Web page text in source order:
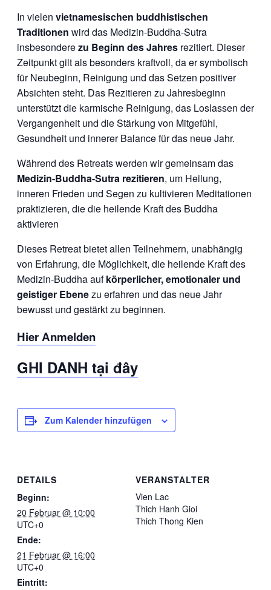
In vielen vietnamesischen buddhistischen
Traditionen wird das Medizin-Buddha-Sutra
insbesonderezu Beginn des Jahres rezitiert. Dieser
Zeitpunkt gilt als besonders kraftvoll, da er symbolisch
für Neubeginn, Reinigung und das Setzen positiver
Absichten steht. Das Rezitieren zu Jahresbeginn
unterstützt die karmische Reinigung, das Loslassen der
Vergangenheit und die Stärkung von Mitgefühl,
Gesundheit und innerer Balance für das neue Jahr.
Während des Retreats werden wir gemeinsam das
Medizin-Buddha-Sutra rezitieren, um Heilung,
inneren Frieden und Segen zu kultivieren Meditationen
praktizieren, die die heilende Kraft des Buddha
aktivieren
Dieses Retreat bietet allen Teilnehmern, unabhängig
von Erfahrung, die Möglichkeit, die heilende Kraft des
Medizin-Buddha aufkörperlicher, emotionaler und
geistiger Ebenezu erfahren und das neue Jahr
bewusst und gestärkt zu beginnen.
Hier Anmelden
GHI DANH tại đây
Zum Kalender hinzufügen
DETAILS
Beginn:
20 Februar @ 10:00
UTC+0
Ende:
21 Februar @ 16:00
UTC+0
Eintritt:
VERANSTALTER
Vien Lac
Thich Hanh Gioi
Thich Thong Kien